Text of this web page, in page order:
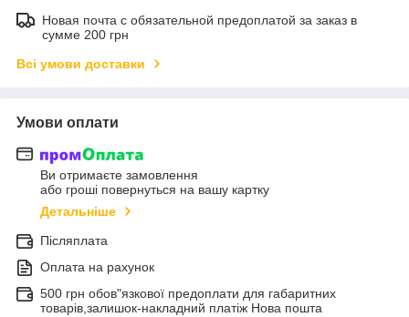
Новая почта с обязательной предоплатой за заказ в
сумме 200 грн
Всі умови доставки
Умови оплати
Ви отримаєте замовлення
або гроші повернуться на вашу картку
Детальніше
Післяплата
Оплата на рахунок
500 грн обов"язкової предоплати для габаритних
товарів,залишок-накладний платіж Нова пошта